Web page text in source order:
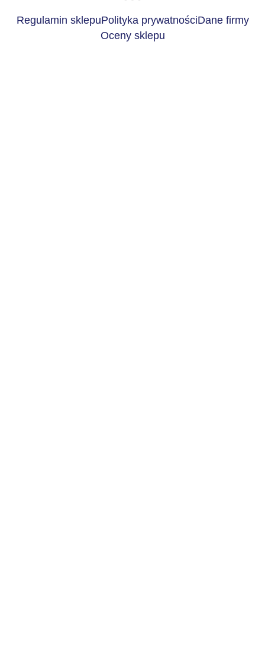
Regulamin sklepuPolityka prywatnościDane firmy
Oceny sklepu